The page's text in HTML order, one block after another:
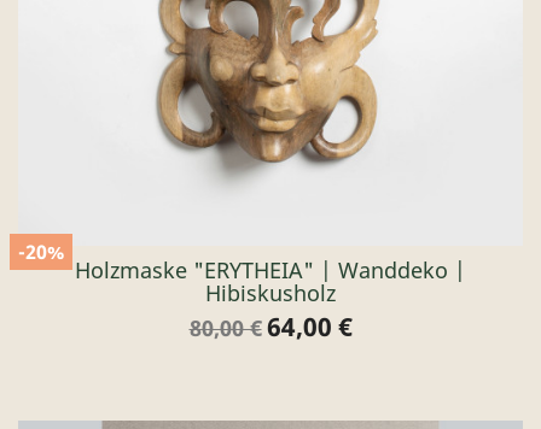
Holzmaske "ERYTHEIA" | Wanddeko |
Hibiskusholz
Verkaufspreis
80,00 €
-20%
Preis
64,00 €